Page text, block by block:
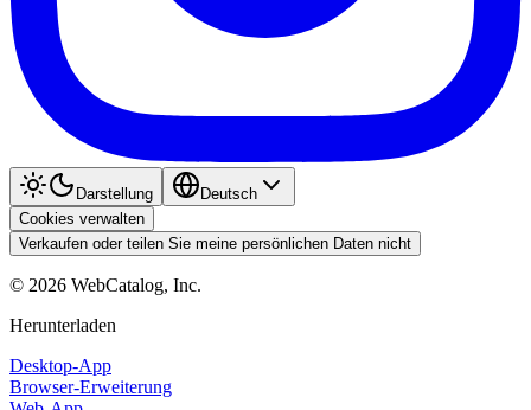
Darstellung
Deutsch
Cookies verwalten
Verkaufen oder teilen Sie meine persönlichen Daten nicht
© 2026 WebCatalog, Inc.
Herunterladen
Desktop-App
Browser-Erweiterung